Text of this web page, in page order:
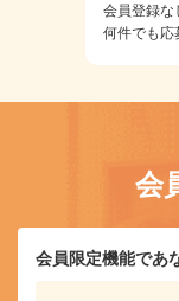
会員登録な
何件でも応
会
会員限定機能であ